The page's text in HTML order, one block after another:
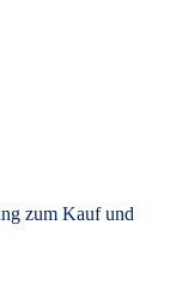
zum Kauf und